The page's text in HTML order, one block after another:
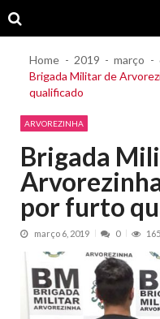
to
to
Home 2019 março
Brigada Militar de
qualificado
ARVOREZINHA
Brigada
por furto
março 6, 2019 0